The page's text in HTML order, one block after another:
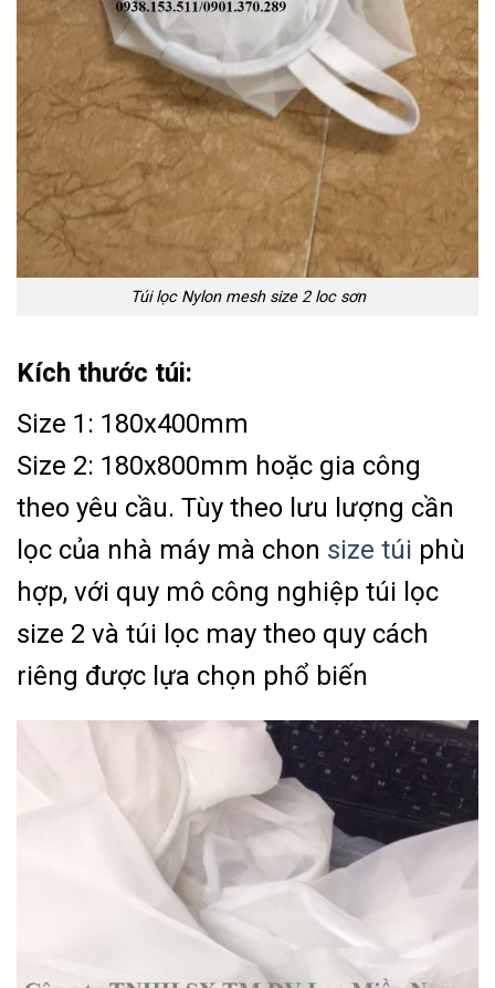
Túi lọc Nylon mesh size 2 loc sơn
Kích thước túi:
Size 1: 180x400mm
Size 2: 180x800mm hoặc gia công
theo yêu cầu. Tùy theo lưu lượng cần
lọc của nhà máy mà chon size túi phù
hợp, với quy mô công nghiệp túi lọc
size 2 và túi lọc may theo quy cách
riêng được lựa chọn phổ biến